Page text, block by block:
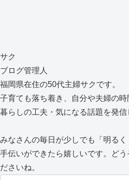
サク
ブログ管理人
福岡県在住の50代主婦サクです。
子育ても落ち着き、自分や夫婦の時
暮らしの工夫・気になる話題を発信
みなさんの毎日が少しでも「明る
手伝いができたら嬉しいです。どう
ださいね。